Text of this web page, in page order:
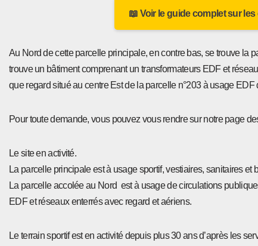
📖 Voir le guide complet sur
Au Nord de cette parcelle principale, en contre bas, se trouve la
trouve un bâtiment comprenant un transformateurs EDF et
que regard situé au centre Est de la parcelle n°203 à usage EDF
Pour toute demande, vous pouvez vous rendre sur notre page
Le site en activité.
La parcelle principale est à usage sportif, vestiaires, sanitaires et
La parcelle accolée au Nord est à usage de circulations
EDF et réseaux enterrés avec regard et aériens.
Le terrain sportif est en activité depuis plus 30 ans d’après les